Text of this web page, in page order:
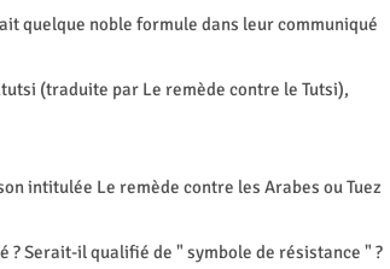
quelque noble formule dans leur communiqué
(traduite par Le remède contre le Tutsi),
intitulée Le remède contre les Arabes ou Tuez
Serait-il qualifié de " symbole de résistance " ?